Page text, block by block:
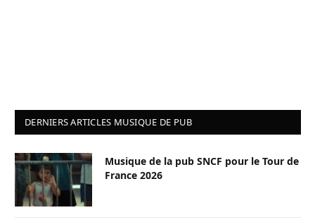
DERNIERS ARTICLES MUSIQUE DE PUB
Musique de la pub SNCF pour le Tour de
France 2026